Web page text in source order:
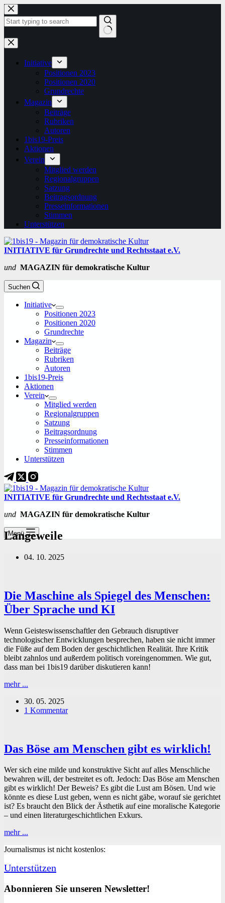
Zum
Inhalt
springen
Keine
Ergebnisse
Initiative
Positionen 2023
Positionen 2020
Grundrechte
Magazin
Beiträge
Rubriken
Autoren
1bis19-Preis
Aktionen
Verein
Mitglied werden
Regionalgruppen
Satzung
Beitragsordnung
Presseinformationen
Stimmen
Unterstützen
INITIATIVE für Grundrechte und Rechtsstaat e.V.
und MAGAZIN für demokratische Kultur
Suchen
Initiative
Positionen 2023
Positionen 2020
Grundrechte
Magazin
Beiträge
Rubriken
Autoren
1bis19-Preis
Aktionen
Verein
Mitglied werden
Regionalgruppen
Satzung
Beitragsordnung
Presseinformationen
Stimmen
Unterstützen
INITIATIVE für Grundrechte und Rechtsstaat e.V.
und MAGAZIN für demokratische Kultur
Menü
Langeweile
04. 10. 2025
Die Maschine als Spiegel des Menschen:
Über Sprache und KI
Wenn Geisteswissenschaftler den Gebrauch disruptiver
technologischer Entwicklungen besprechen, haben sie nicht immer
die Füße auf dem Boden der geschichtlichen Realität. Ihre Kritik
bleibt zahnlos und außerdem politisch voreingenommen. Wie gut,
dass man bei 1bis19 darüber diskutieren kann!
mehr ...
als
Spiegel
Sprache
und
KI
30. 05. 2025
1 Kommentar
Das Böse am Menschen gibt es wirklich!
Wer sich eine milde und konstruktive Sicht auf alles Menschliche
bewahren will, der bestreitet es oft. Jedoch: Das Böse am Menschen
gibt es wirklich! Der Beweis? Es gibt die Lust am Bösen. Und wie
könnte es diese Lust geben, wenn es nicht gäbe, worauf sie gerichtet
ist? Es braucht den Blick der Ästhetik auf eine moralische Kategorie
– und einen literaturgeschichtlichen Exkurs.
mehr ...
am
gibt
wirklich!
Journalismus ist nicht kostenlos:
Unterstützen
Abonnieren Sie unseren Newsletter!